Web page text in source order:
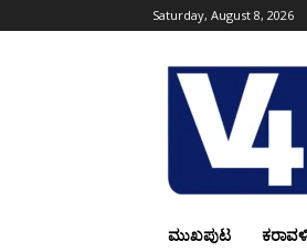
Saturday, August 8, 2026
ಮುಖಪುಟ